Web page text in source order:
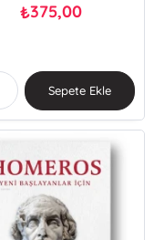
₺375,00
Sepete Ekle